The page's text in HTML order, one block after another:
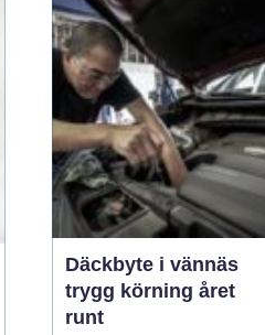
stress och osäkerhet. I
den stunden spelar
klockslaget ingen roll du
behöver hjälp direkt. En
03 augusti 2026
Däckbyte i vännäs
trygg körning året
runt